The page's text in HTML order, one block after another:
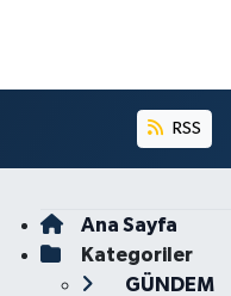
RSS
Ana Sayfa
Kategoriler
GÜNDEM